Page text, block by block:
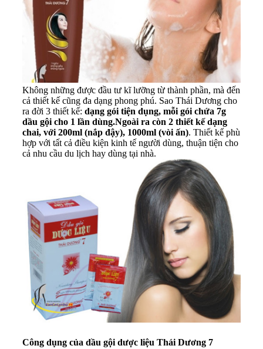
Không những được đầu tư kĩ lưỡng từ thành phần, mà đến
cả thiết kế cũng đa dạng phong phú. Sao Thái Dương cho
ra đời 3 thiết kế: dạng gói tiện dụng, mỗi gói chứa 7g
dầu gội cho 1 lần dùng.Ngoài ra còn 2 thiết kế dạng
chai, với 200ml (nắp đậy), 1000ml (vòi ấn). Thiết kế phù
hợp với tất cả điều kiện kinh tế người dùng, thuận tiện cho
cả nhu cầu du lịch hay dùng tại nhà.
Công dụng của dầu gội dược liệu Thái Dương 7